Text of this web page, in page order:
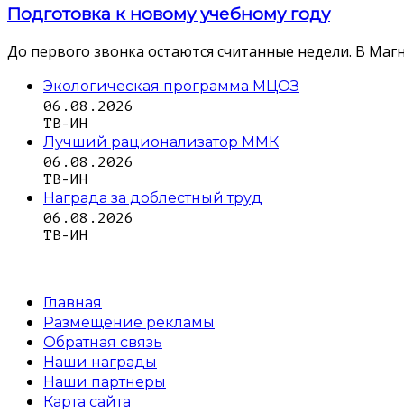
Подготовка к новому учебному году
До первого звонка остаются считанные недели. В
Экологическая программа МЦОЗ
06.08.2026
ТВ-ИН
Лучший рационализатор ММК
06.08.2026
ТВ-ИН
Награда за доблестный труд
06.08.2026
ТВ-ИН
Главная
Размещение рекламы
Обратная связь
Наши награды
Наши партнеры
Карта сайта